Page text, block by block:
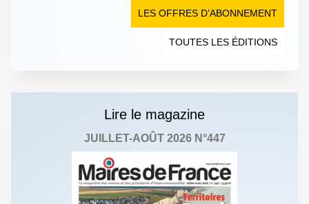
LES OFFRES D’ABONNEMENT
TOUTES LES ÉDITIONS
Lire le magazine
JUILLET-AOÛT 2026 N°447